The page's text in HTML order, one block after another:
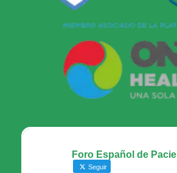
Foro Español de
Seguir